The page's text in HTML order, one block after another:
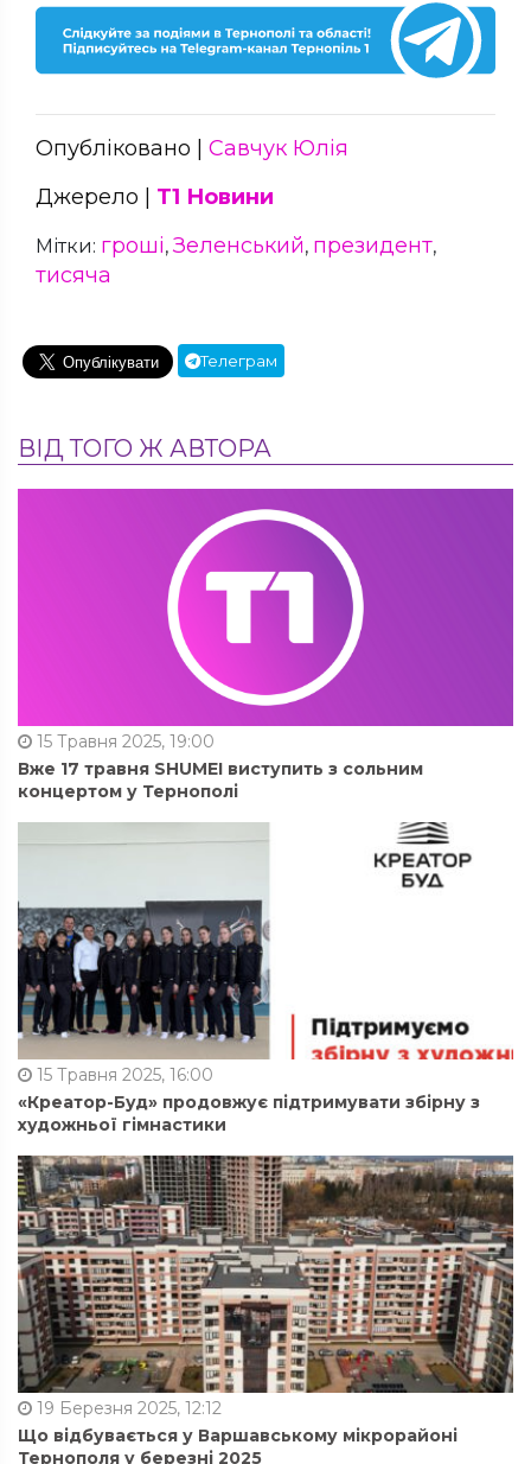
Опубліковано | Савчук Юлія
Джерело | Т1 Новини
Мітки: гроші, Зеленський, президент,
тисяча
Телеграм
ВІД ТОГО Ж АВТОРА
15 Травня 2025, 19:00
Вже 17 травня SHUMEI виступить з сольним
концертом у Тернополі
15 Травня 2025, 16:00
«Креатор-Буд» продовжує підтримувати збірну з
художньої гімнастики
19 Березня 2025, 12:12
Що відбувається у Варшавському мікрорайоні
Тернополя у березні 2025